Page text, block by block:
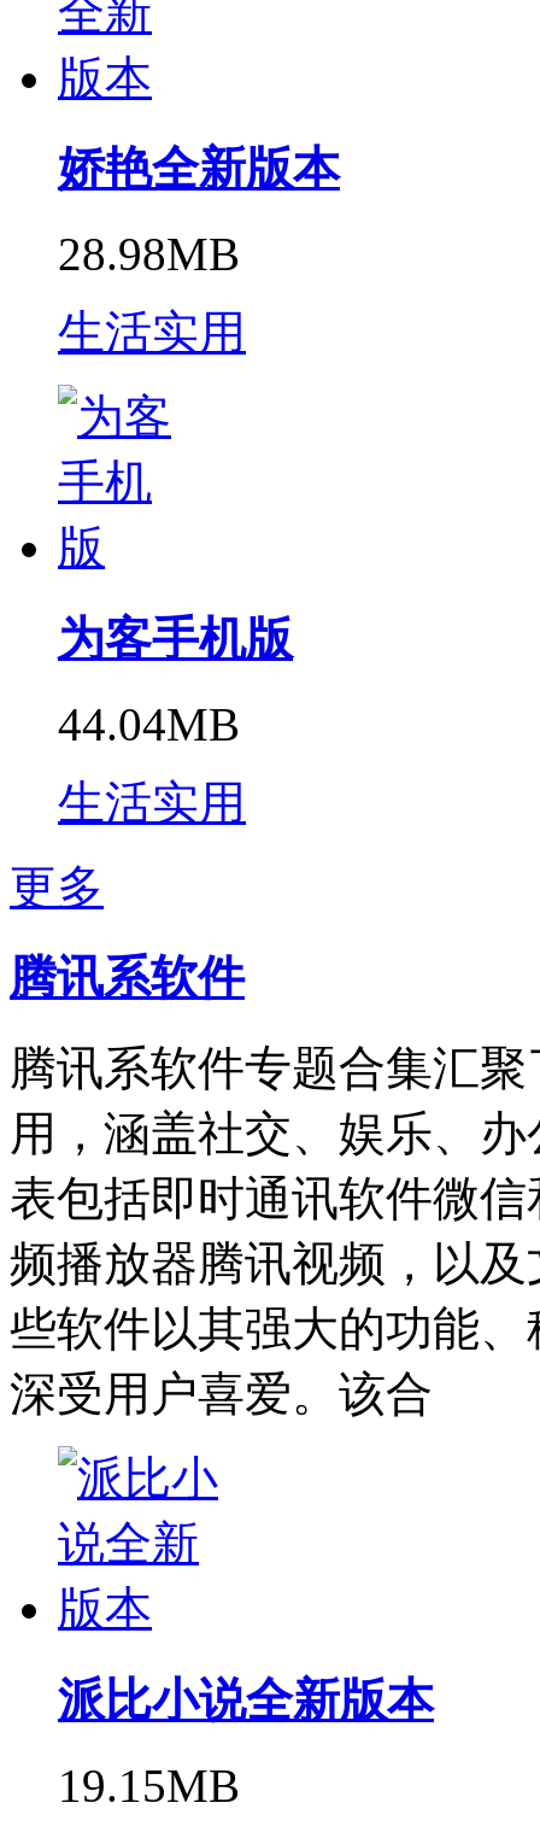
娇艳全新版本
28.98MB
生活实用
为客手机版
44.04MB
生活实用
更多
腾讯系软件
腾讯系软件专题合集汇
用，涵盖社交、娱乐、
表包括即时通讯软件微
频播放器腾讯视频，以
些软件以其强大的功能
深受用户喜爱。该合
派比小说全新版本
19.15MB